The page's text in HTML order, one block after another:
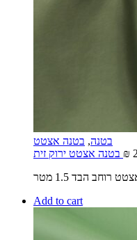
בטנה, בטנה אצטט
₪
הבד 1.5 מטר
Add to cart